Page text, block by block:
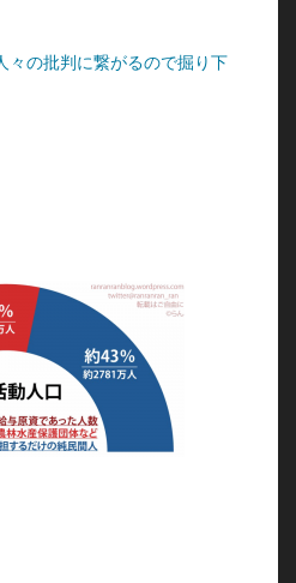
々の批判に繋がるので掘り下